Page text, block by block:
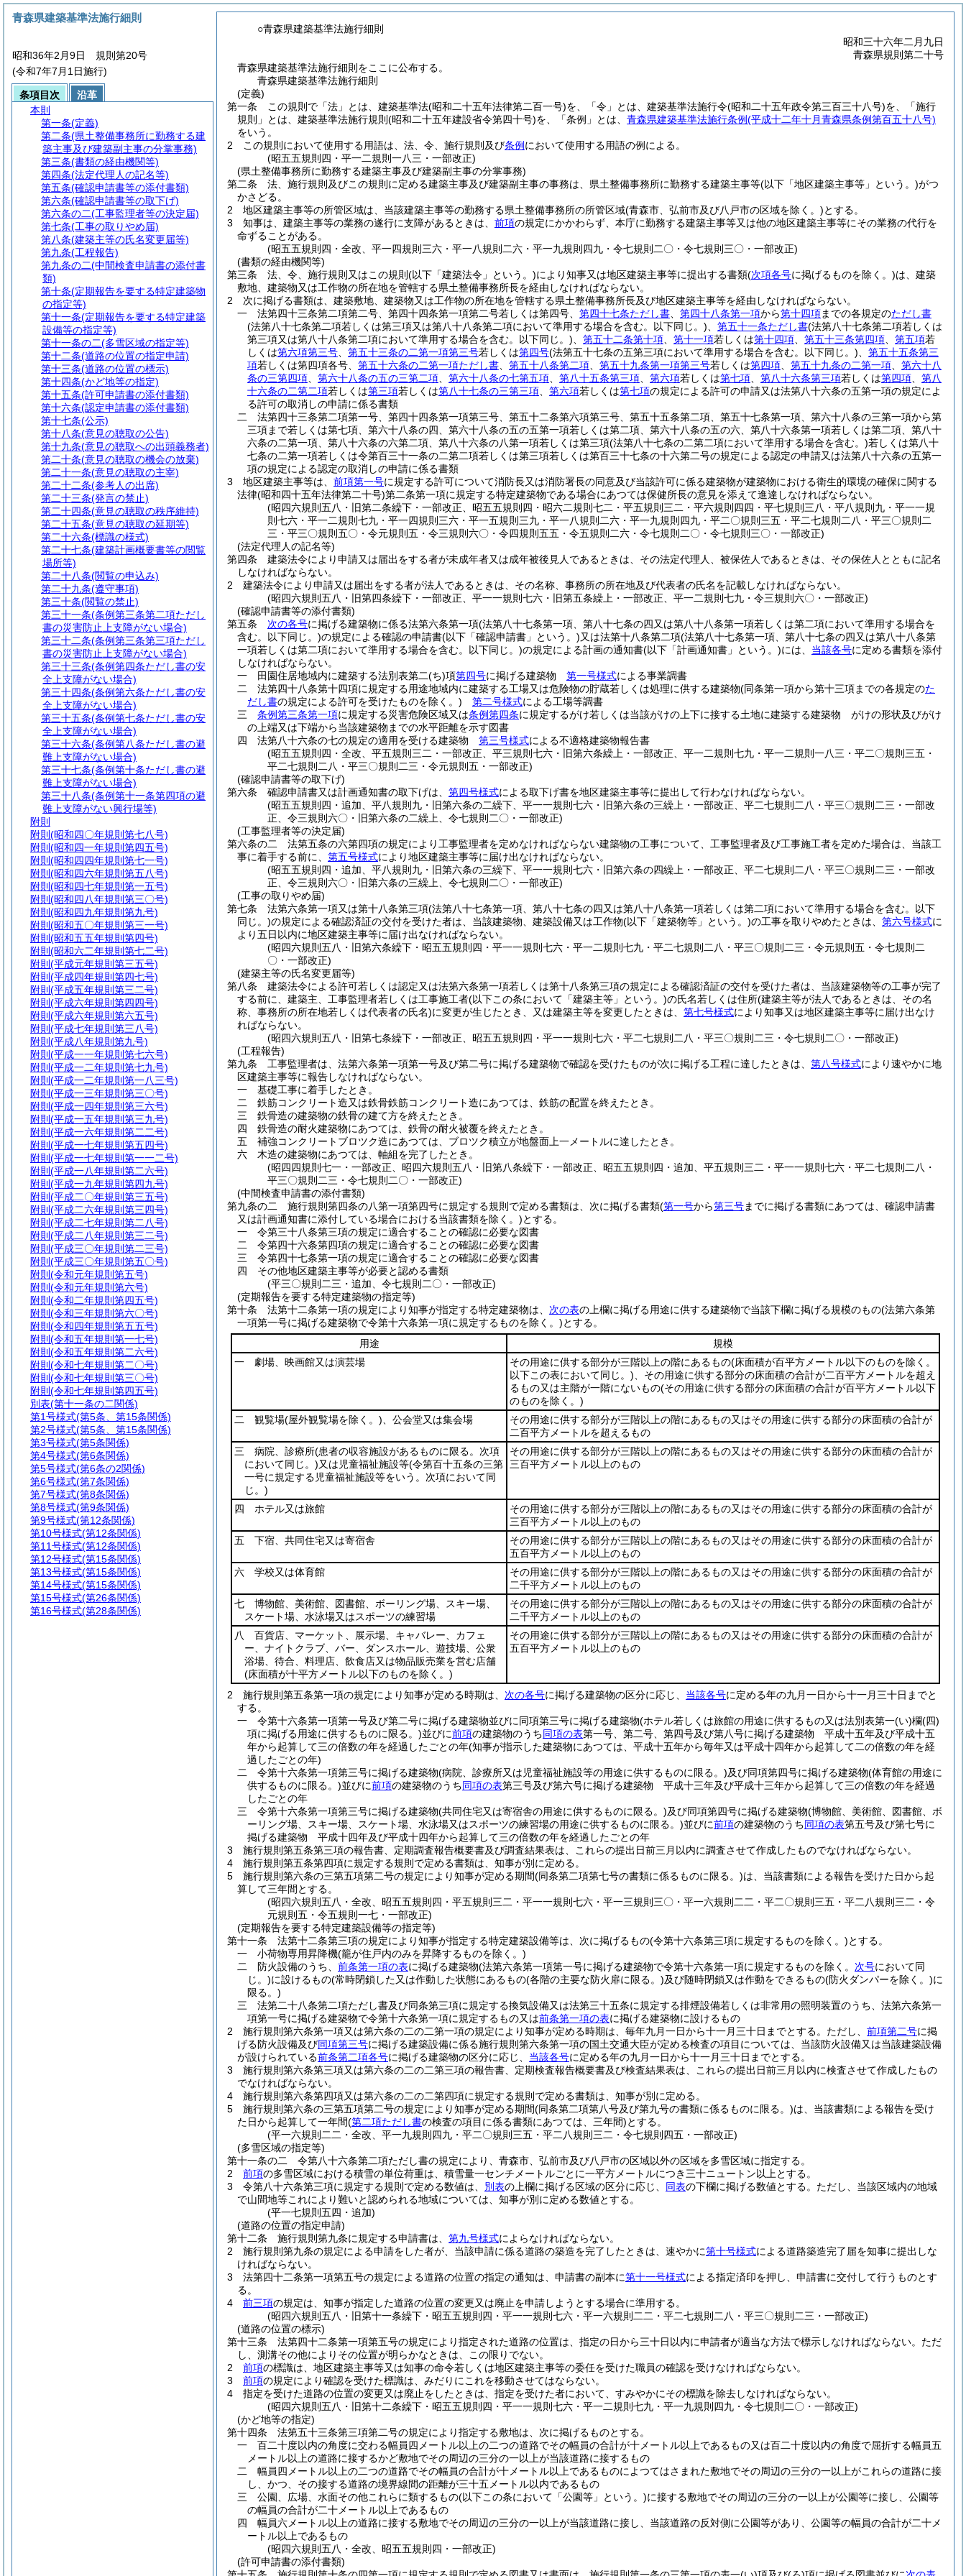
○青森県建築基準法施行細則
昭和三十六年二月九日
青森県規則第二十号
青森県建築基準法施行細則をここに公布する。
青森県建築基準法施行細則
(定義)
第一条
この規則で「法」とは、建築基準法(昭和二十五年法律第二百一号)を、「令」とは、建築基準法施行令(昭和二十五年政令第三百三十八号)を、「施行
規則」とは、建築基準法施行規則 (昭和二十五年建設省令第四十号)を、「条例」とは、 青森県建築基準法施行条例(平成十二年十月青森県条例第百五十八号)
をいう。
2
この規則において使用する用語は、法、令、施行規則及び条例 において使用する用語の例による。
(昭五五規則四・平一二規則一八三・一部改正)
(県土整備事務所に勤務する建築主事及び建築副主事の分掌事務)
第二条
法、施行規則及びこの規則に定める建築主事及び建築副主事の事務は、県土整備事務所に勤務する建築主事等(以下「地区建築主事等」という。)がつ
かさどる。
2
地区建築主事等の所管区域は、当該建築主事等の勤務する県土整備事務所の所管区域(青森市、弘前市及び八戸市の区域を除く。)とする。
3
知事は、建築主事等の業務の遂行に支障があるときは、 前項の規定にかかわらず、本庁に勤務する建築主事等又は他の地区建築主事等にその業務の代行を
命ずることがある。
(昭五五規則四・全改、平一四規則三六・平一八規則二六・平一九規則四九・令七規則二〇・令七規則三〇・一部改正)
(書類の経由機関等)
第三条
法、令、施行規則又はこの規則 (以下「建築法令」という。)により知事又は地区建築主事等に提出する書類(次項各号に掲げるものを除く。)は、建築
敷地、建築物又は工作物の所在地を管轄する県土整備事務所長を経由しなければならない。
2
次に掲げる書類は、建築敷地、建築物又は工作物の所在地を管轄する県土整備事務所長及び地区建築主事等を経由しなければならない。
一
法第四十三条第二項第二号、第四十四条第一項第二号若しくは第四号、 第四十七条ただし書 第四十八条第一項から第十四項までの各規定のただし書
(法第八十七条第二項若しくは第三項又は第八十八条第二項において準用する場合を含む。以下同じ。)
第五十一条ただし書(法第八十七条第二項若しくは
第三項又は第八十八条第二項において準用する場合を含む。以下同じ。)
第五十二条第十項 第十一項若しくは第十四項 第五十三条第四項 第五項若
しくは第六項第三号 第五十三条の二第一項第三号若しくは第四号(法第五十七条の五第三項において準用する場合を含む。以下同じ。)
第五十五条第三
項若しくは第四項各号、 第五十六条の二第一項ただし書 第五十八条第二項 第五十九条第一項第三号若しくは第四項 第五十九条の二第一項
第六十八
条の三第四項
第六十八条の五の三第二項 第六十八条の七第五項 第八十五条第三項 第六項若しくは第七項 第八十六条第三項若しくは第四項
第八
十六条の二第二項若しくは第三項若しくは第八十七条の三第三項 第六項若しくは第七項の規定による許可の申請又は法第八十六条の五第一項の規定によ
る許可の取消しの申請に係る書類
二
法第四十三条第二項第一号、第四十四条第一項第三号、第五十二条第六項第三号、第五十五条第二項、第五十七条第一項、第六十八条の三第一項から第
三項まで若しくは第七項、第六十八条の四、第六十八条の五の五第一項若しくは第二項、第六十八条の五の六、第八十六条第一項若しくは第二項、第八十
六条の二第一項、第八十六条の六第二項、第八十六条の八第一項若しくは第三項(法第八十七条の二第二項において準用する場合を含む。)若しくは第八十
七条の二第一項若しくは令第百三十一条の二第二項若しくは第三項若しくは第百三十七条の十六第二号の規定による認定の申請又は法第八十六条の五第一
項の規定による認定の取消しの申請に係る書類
3
地区建築主事等は、 前項第一号に規定する許可について消防長又は消防署長の同意及び当該許可に係る建築物が建築物における衛生的環境の確保に関する
法律(昭和四十五年法律第二十号)第二条第一項に規定する特定建築物である場合にあつては保健所長の意見を添えて進達しなければならない。
(昭四六規則五八・旧第二条繰下・一部改正、昭五五規則四・昭六二規則七二・平五規則三二・平六規則四四・平七規則三八・平八規則九・平一一規
則七六・平一二規則七九・平一四規則三六・平一五規則三九・平一八規則二六・平一九規則四九・平二〇規則三五・平二七規則二八・平三〇規則二
三・平三〇規則五〇・令元規則五・令三規則六〇・令四規則五五・令五規則二六・令七規則二〇・令七規則三〇・一部改正)
(法定代理人の記名等)
第四条
建築法令により申請又は届出をする者が未成年者又は成年被後見人であるときは、その法定代理人、被保佐人であるときは、その保佐人とともに記名
しなければならない。
2
建築法令により申請又は届出をする者が法人であるときは、その名称、事務所の所在地及び代表者の氏名を記載しなければならない。
(昭四六規則五八・旧第四条繰下・一部改正、平一一規則七六・旧第五条繰上・一部改正、平一二規則七九・令三規則六〇・一部改正)
(確認申請書等の添付書類)
第五条
次の各号に掲げる建築物に係る法第六条第一項(法第八十七条第一項、第八十七条の四又は第八十八条第一項若しくは第二項において準用する場合を
含む。以下同じ。)の規定による確認の申請書(以下「確認申請書」という。)又は法第十八条第二項(法第八十七条第一項、第八十七条の四又は第八十八条第
一項若しくは第二項において準用する場合を含む。以下同じ。)の規定による計画の通知書(以下「計画通知書」という。)には、 当該各号に定める書類を添付
しなければならない。
一
田園住居地域内に建築する法別表第二(ち)項第四号に掲げる建築物 第一号様式による事業調書
二
法第四十八条第十四項に規定する用途地域内に建築する工場又は危険物の貯蔵若しくは処理に供する建築物(同条第一項から第十三項までの各規定のた
だし書の規定による許可を受けたものを除く。) 第二号様式による工場等調書
三
条例第三条第一項に規定する災害危険区域又は条例第四条に規定するがけ若しくは当該がけの上下に接する土地に建築する建築物 がけの形状及びがけ
の上端又は下端から当該建築物までの水平距離を示す図書
四
法第八十六条の七の規定の適用を受ける建築物 第三号様式による不適格建築物報告書
(昭五五規則四・全改、平五規則三二・一部改正、平三規則七六・旧第六条繰上・一部改正、平一二規則七九・平一二規則一八三・平二〇規則三五・
平二七規則二八・平三〇規則二三・令元規則五・一部改正)
(確認申請書等の取下げ)
第六条
確認申請書又は計画通知書の取下げは、 第四号様式による取下げ書を地区建築主事等に提出して行わなければならない。
(昭五五規則四・追加、平八規則九・旧第六条の二繰下、平一一規則七六・旧第六条の三繰上・一部改正、平二七規則二八・平三〇規則二三・一部改
正、令三規則六〇・旧第六条の二繰上、令七規則二〇・一部改正)
(工事監理者等の決定届)
第六条の二
法第五条の六第四項の規定により工事監理者を定めなければならない建築物の工事について、工事監理者及び工事施工者を定めた場合は、当該工
事に着手する前に、 第五号様式により地区建築主事等に届け出なければならない。
(昭五五規則四・追加、平八規則九・旧第六条の三繰下、平一一規則七六・旧第六条の四繰上・一部改正、平二七規則二八・平三〇規則二三・一部改
正、令三規則六〇・旧第六条の三繰上、令七規則二〇・一部改正)
(工事の取りやめ届)
第七条
法第六条第一項又は第十八条第三項(法第八十七条第一項、第八十七条の四又は第八十八条第一項若しくは第二項において準用する場合を含む。以下
同じ。)の規定による確認済証の交付を受けた者は、当該建築物、建築設備又は工作物(以下「建築物等」という。)の工事を取りやめたときは、 第六号様式に
より五日以内に地区建築主事等に届け出なければならない。
(昭四六規則五八・旧第六条繰下・昭五五規則四・平一一規則七六・平一二規則七九・平二七規則二八・平三〇規則二三・令元規則五・令七規則二
〇・一部改正)
(建築主等の氏名変更届等)
第八条
建築法令による許可若しくは認定又は法第六条第一項若しくは第十八条第三項の規定による確認済証の交付を受けた者は、当該建築物等の工事が完了
する前に、建築主、工事監理者若しくは工事施工者(以下この条において「建築主等」という。)の氏名若しくは住所(建築主等が法人であるときは、その名
称、事務所の所在地若しくは代表者の氏名)に変更が生じたとき、又は建築主等を変更したときは、 第七号様式により知事又は地区建築主事等に届け出なけ
ればならない。
(昭四六規則五八・旧第七条繰下・一部改正、昭五五規則四・平一一規則七六・平二七規則二八・平三〇規則二三・令七規則二〇・一部改正)
(工程報告)
第九条
工事監理者は、法第六条第一項第一号及び第二号に掲げる建築物で確認を受けたものが次に掲げる工程に達したときは、 第八号様式により速やかに地
区建築主事等に報告しなければならない。
一
基礎工事に着手したとき。
二
鉄筋コンクリート造又は鉄骨鉄筋コンクリート造にあつては、鉄筋の配置を終えたとき。
三
鉄骨造の建築物の鉄骨の建て方を終えたとき。
四
鉄骨造の耐火建築物にあつては、鉄骨の耐火被覆を終えたとき。
五
補強コンクリートブロツク造にあつては、ブロツク積立が地盤面上一メートルに達したとき。
六
木造の建築物にあつては、軸組を完了したとき。
(昭四四規則七一・一部改正、昭四六規則五八・旧第八条繰下・一部改正、昭五五規則四・追加、平五規則三二・平一一規則七六・平二七規則二八・
平三〇規則二三・令七規則二〇・一部改正)
(中間検査申請書の添付書類)
第九条の二
施行規則第四条の八第一項第四号に規定する規則で定める書類は、次に掲げる書類(第一号から第三号までに掲げる書類にあつては、確認申請書
又は計画通知書に添付している場合における当該書類を除く。)とする。
一
令第三十八条第三項の規定に適合することの確認に必要な図書
二
令第四十六条第四項の規定に適合することの確認に必要な図書
三
令第四十七条第一項の規定に適合することの確認に必要な図書
四
その他地区建築主事等が必要と認める書類
(平三〇規則二三・追加、令七規則二〇・一部改正)
(定期報告を要する特定建築物の指定等)
第十条
法第十二条第一項の規定により知事が指定する特定建築物は、 次の表の上欄に掲げる用途に供する建築物で当該下欄に掲げる規模のもの(法第六条第
一項第一号に掲げる建築物で令第十六条第一項に規定するものを除く。)とする。
用途
規模
一 劇場、映画館又は演芸場
その用途に供する部分が三階以上の階にあるもの(床面積が百平方メートル以下のものを除く。
以下この表において同じ。) 、その用途に供する部分の床面積の合計が二百平方メートルを超え
るもの又は主階が一階にないもの(その用途に供する部分の床面積の合計が百平方メートル以下
のものを除く。)
二 観覧場(屋外観覧場を除く。) 、公会堂又は集会場
その用途に供する部分が三階以上の階にあるもの又はその用途に供する部分の床面積の合計が
二百平方メートルを超えるもの
三 病院、診療所(患者の収容施設があるものに限る。次項
において同じ。)又は児童福祉施設等(令第百十五条の三第
一号に規定する児童福祉施設等をいう。次項において同
じ。)
その用途に供する部分が三階以上の階にあるもの又はその用途に供する部分の床面積の合計が
三百平方メートル以上のもの
四 ホテル又は旅館
その用途に供する部分が三階以上の階にあるもの又はその用途に供する部分の床面積の合計が
三百平方メートル以上のもの
五 下宿、共同住宅又は寄宿舎
その用途に供する部分が三階以上の階にあるもの又はその用途に供する部分の床面積の合計が
五百平方メートル以上のもの
六 学校又は体育館
その用途に供する部分が三階以上の階にあるもの又はその用途に供する部分の床面積の合計が
二千平方メートル以上のもの
七 博物館、美術館、図書館、ボーリング場、スキー場、
スケート場、水泳場又はスポーツの練習場
その用途に供する部分が三階以上の階にあるもの又はその用途に供する部分の床面積の合計が
二千平方メートル以上のもの
八 百貨店、マーケット、展示場、キャバレー、カフェ
ー、ナイトクラブ、バー、ダンスホール、遊技場、公衆
浴場、待合、料理店、飲食店又は物品販売業を営む店舗
(床面積が十平方メートル以下のものを除く。)
その用途に供する部分が三階以上の階にあるもの又はその用途に供する部分の床面積の合計が
五百平方メートル以上のもの
2 施行規則第五条第一項の規定により知事が定める時期は、 次の各号に掲げる建築物の区分に応じ、 当該各号に定める年の九月一日から十一月三十日までと
する。
一
令第十六条第一項第一号及び第二号に掲げる建築物並びに同項第三号に掲げる建築物(ホテル若しくは旅館の用途に供するもの又は法別表第一(い)欄(四)
項に掲げる用途に供するものに限る。)並びに前項の建築物のうち同項の表第一号、第二号、第四号及び第八号に掲げる建築物 平成十五年及び平成十五
年から起算して三の倍数の年を経過したごとの年(知事が指示した建築物にあつては、平成十五年から毎年又は平成十四年から起算して二の倍数の年を経
過したごとの年)
二
令第十六条第一項第三号に掲げる建築物(病院、診療所又は児童福祉施設等の用途に供するものに限る。)及び同項第四号に掲げる建築物(体育館の用途に
供するものに限る。)並びに前項の建築物のうち同項の表第三号及び第六号に掲げる建築物 平成十三年及び平成十三年から起算して三の倍数の年を経過
したごとの年
三
令第十六条第一項第三号に掲げる建築物(共同住宅又は寄宿舎の用途に供するものに限る。)及び同項第四号に掲げる建築物(博物館、美術館、図書館、ボ
ーリング場、スキー場、スケート場、水泳場又はスポーツの練習場の用途に供するものに限る。)並びに前項の建築物のうち同項の表第五号及び第七号に
掲げる建築物 平成十四年及び平成十四年から起算して三の倍数の年を経過したごとの年
3
施行規則第五条第三項の報告書、定期調査報告概要書及び調査結果表は、これらの提出日前三月以内に調査させて作成したものでなければならない。
4
施行規則第五条第四項に規定する規則で定める書類は、知事が別に定める。
5
施行規則第六条の三第五項第二号の規定により知事が定める期間(同条第二項第七号の書類に係るものに限る。)は、当該書類による報告を受けた日から起
算して三年間とする。
(昭四六規則五八・全改、昭五五規則四・平五規則三二・平一一規則七六・平一三規則三〇・平一六規則二二・平二〇規則三五・平二八規則三二・令
元規則五・令五規則一七・一部改正)
(定期報告を要する特定建築設備等の指定等)
第十一条
法第十二条第三項の規定により知事が指定する特定建築設備等は、次に掲げるもの(令第十六条第三項に規定するものを除く。)とする。
一
小荷物専用昇降機(籠が住戸内のみを昇降するものを除く。)
二
防火設備のうち、 前条第一項の表に掲げる建築物(法第六条第一項第一号に掲げる建築物で令第十六条第一項に規定するものを除く。 次号において同
じ。)に設けるもの(常時閉鎖した又は作動した状態にあるもの(各階の主要な防火扉に限る。)及び随時閉鎖又は作動をできるもの(防火ダンパーを除く。)に
限る。)
三
法第二十八条第二項ただし書及び同条第三項に規定する換気設備又は法第三十五条に規定する排煙設備若しくは非常用の照明装置のうち、法第六条第一
項第一号に掲げる建築物で令第十六条第一項に規定するもの又は前条第一項の表に掲げる建築物に設けるもの
2
施行規則第六条第一項又は第六条の二の二第一項の規定により知事が定める時期は、毎年九月一日から十一月三十日までとする。 ただし、 前項第二号に掲
げる防火設備及び同項第三号に掲げる建築設備に係る施行規則第六条第一項の国土交通大臣が定める検査の項目については、当該防火設備又は当該建築設備
が設けられている前条第二項各号に掲げる建築物の区分に応じ、 当該各号に定める年の九月一日から十一月三十日までとする。
3
施行規則第六条第三項又は第六条の二の二第三項の報告書、定期検査報告概要書及び検査結果表は、これらの提出日前三月以内に検査させて作成したもの
でなければならない。
4
施行規則第六条第四項又は第六条の二の二第四項に規定する規則で定める書類は、知事が別に定める。
5
施行規則第六条の三第五項第二号の規定により知事が定める期間(同条第二項第八号及び第九号の書類に係るものに限る。)は、当該書類による報告を受け
た日から起算して一年間(第二項ただし書の検査の項目に係る書類にあつては、三年間)とする。
(平一六規則二二・全改、平一九規則四九・平二〇規則三五・平二八規則三二・令七規則四五・一部改正)
(多雪区域の指定等)
第十一条の二
令第八十六条第二項ただし書の規定により、青森市、弘前市及び八戸市の区域以外の区域を多雪区域に指定する。
2
前項の多雪区域における積雪の単位荷重は、積雪量一センチメートルごとに一平方メートルにつき三十ニュートン以上とする。
3
令第八十六条第三項に規定する規則で定める数値は、 別表の上欄に掲げる区域の区分に応じ、 同表の下欄に掲げる数値とする。 ただし、当該区域内の地域
で山間地等これにより難いと認められる地域については、知事が別に定める数値とする。
(平一七規則五四・追加)
(道路の位置の指定申請)
第十二条
施行規則第九条に規定する申請書は、 第九号様式によらなければならない。
2
施行規則第九条の規定による申請をした者が、当該申請に係る道路の築造を完了したときは、速やかに第十号様式による道路築造完了届を知事に提出しな
ければならない。
3
法第四十二条第一項第五号の規定による道路の位置の指定の通知は、申請書の副本に第十一号様式による指定済印を押し、申請書に交付して行うものとす
る。
4
前三項の規定は、知事が指定した道路の位置の変更又は廃止を申請しようとする場合に準用する。
(昭四六規則五八・旧第十一条繰下・昭五五規則四・平一一規則七六・平一六規則二二・平二七規則二八・平三〇規則二三・一部改正)
(道路の位置の標示)
第十三条
法第四十二条第一項第五号の規定により指定された道路の位置は、指定の日から三十日以内に申請者が適当な方法で標示しなければならない。 ただ
し、測溝その他によりその位置が明らかなときは、この限りでない。
2
前項の標識は、地区建築主事等又は知事の命令若しくは地区建築主事等の委任を受けた職員の確認を受けなければならない。
3
前項の規定により確認を受けた標識は、みだりにこれを移動させてはならない。
4
指定を受けた道路の位置の変更又は廃止をしたときは、指定を受けた者において、すみやかにその標識を除去しなければならない。
(昭四六規則五八・旧第十二条繰下・昭五五規則四・平一一規則七六・平一二規則七九・平一九規則四九・令七規則二〇・一部改正)
(かど地等の指定)
第十四条
法第五十三条第三項第二号の規定により指定する敷地は、次に掲げるものとする。
一
百二十度以内の角度に交わる幅員四メートル以上の二つの道路でその幅員の合計が十メートル以上であるもの又は百二十度以内の角度で屈折する幅員五
メートル以上の道路に接するかど敷地でその周辺の三分の一以上が当該道路に接するもの
二
幅員四メートル以上の二つの道路でその幅員の合計が十メートル以上であるものによつてはさまれた敷地でその周辺の三分の一以上がこれらの道路に接
し、かつ、その接する道路の境界線間の距離が三十五メートル以内であるもの
三
公園、広場、水面その他これらに類するもの(以下この条において「公園等」という。)に接する敷地でその周辺の三分の一以上が公園等に接し、公園等
の幅員の合計が二十メートル以上であるもの
四
幅員六メートル以上の道路に接する敷地でその周辺の三分の一以上が当該道路に接し、当該道路の反対側に公園等があり、公園等の幅員の合計が二十メ
ートル以上であるもの
(昭四六規則五八・全改、昭五五規則四・一部改正)
(許可申請書の添付書類)
青森県建築基準法施行細則
昭和36年2月9日 規則第20号
(令和7年7月1日施行)
条項目次
沿革
本則
第一条(定義)
第二条(県土整備事務所に勤務する建
築主事及び建築副主事の分掌事務)
第三条(書類の経由機関等)
第四条(法定代理人の記名等)
第五条(確認申請書等の添付書類)
第六条(確認申請書等の取下げ)
第六条の二(工事監理者等の決定届)
第七条(工事の取りやめ届)
第八条(建築主等の氏名変更届等)
第九条(工程報告)
第九条の二(中間検査申請書の添付書
類)
第十条(定期報告を要する特定建築物
の指定等)
第十一条(定期報告を要する特定建築
設備等の指定等)
第十一条の二(多雪区域の指定等)
第十二条(道路の位置の指定申請)
第十三条(道路の位置の標示)
第十四条(かど地等の指定)
第十五条(許可申請書の添付書類)
第十六条(認定申請書の添付書類)
第十七条(公示)
第十八条(意見の聴取の公告)
第十九条(意見の聴取への出頭義務者)
第二十条(意見の聴取の機会の放棄)
第二十一条(意見の聴取の主宰)
第二十二条(参考人の出席)
第二十三条(発言の禁止)
第二十四条(意見の聴取の秩序維持)
第二十五条(意見の聴取の延期等)
第二十六条(標識の様式)
第二十七条(建築計画概要書等の閲覧
場所等)
第二十八条(閲覧の申込み)
第二十九条(遵守事項)
第三十条(閲覧の禁止)
第三十一条(条例第三条第二項ただし
書の災害防止上支障がない場合)
第三十二条(条例第三条第三項ただし
書の災害防止上支障がない場合)
第三十三条(条例第四条ただし書の安
全上支障がない場合)
第三十四条(条例第六条ただし書の安
全上支障がない場合)
第三十五条(条例第七条ただし書の安
全上支障がない場合)
第三十六条(条例第八条ただし書の避
難上支障がない場合)
第三十七条(条例第十条ただし書の避
難上支障がない場合)
第三十八条(条例第十一条第四項の避
難上支障がない興行場等)
附則
附則 (昭和四〇年規則第七八号)
附則 (昭和四一年規則第四五号)
附則 (昭和四四年規則第七一号)
附則 (昭和四六年規則第五八号)
附則 (昭和四七年規則第一五号)
附則 (昭和四八年規則第三〇号)
附則 (昭和四九年規則第九号)
附則 (昭和五〇年規則第三一号)
附則 (昭和五五年規則第四号)
附則 (昭和六二年規則第七二号)
附則 (平成元年規則第三五号)
附則 (平成四年規則第四七号)
附則 (平成五年規則第三二号)
附則 (平成六年規則第四四号)
附則 (平成六年規則第六五号)
附則 (平成七年規則第三八号)
附則 (平成八年規則第九号)
附則 (平成一一年規則第七六号)
附則 (平成一二年規則第七九号)
附則 (平成一二年規則第一八三号)
附則 (平成一三年規則第三〇号)
附則 (平成一四年規則第三六号)
附則 (平成一五年規則第三九号)
附則 (平成一六年規則第二二号)
附則 (平成一七年規則第五四号)
附則 (平成一七年規則第一一二号)
附則 (平成一八年規則第二六号)
附則 (平成一九年規則第四九号)
附則 (平成二〇年規則第三五号)
附則 (平成二六年規則第三四号)
附則 (平成二七年規則第二八号)
附則 (平成二八年規則第三二号)
附則 (平成三〇年規則第二三号)
附則 (平成三〇年規則第五〇号)
附則 (令和元年規則第五号)
附則 (令和元年規則第六号)
附則 (令和二年規則第四五号)
附則 (令和三年規則第六〇号)
附則 (令和四年規則第五五号)
附則 (令和五年規則第一七号)
附則 (令和五年規則第二六号)
附則 (令和七年規則第二〇号)
附則 (令和七年規則第三〇号)
附則 (令和七年規則第四五号)
別表(第十一条の二関係)
第1号様式(第5条、第15条関係)
第2号様式(第5条、第15条関係)
第3号様式(第5条関係)
第4号様式(第6条関係)
第5号様式(第6条の2関係)
第6号様式(第7条関係)
第7号様式(第8条関係)
第8号様式(第9条関係)
第9号様式(第12条関係)
第10号様式(第12条関係)
第11号様式(第12条関係)
第12号様式(第15条関係)
第13号様式(第15条関係)
第14号様式(第15条関係)
第15号様式(第26条関係)
第16号様式(第28条関係)